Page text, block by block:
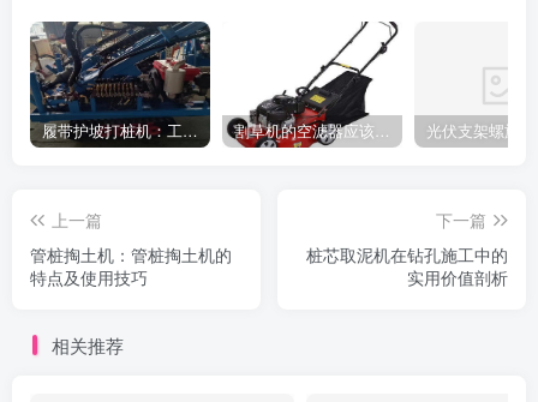
履带护坡打桩机：工地施工利器 割草机的空滤器应该怎么清洁
上一篇
管桩掏土机：管桩掏土机的
特点及使用技巧
下一篇
桩芯取泥机在钻孔施工中的
实用价值剖析
相关推荐